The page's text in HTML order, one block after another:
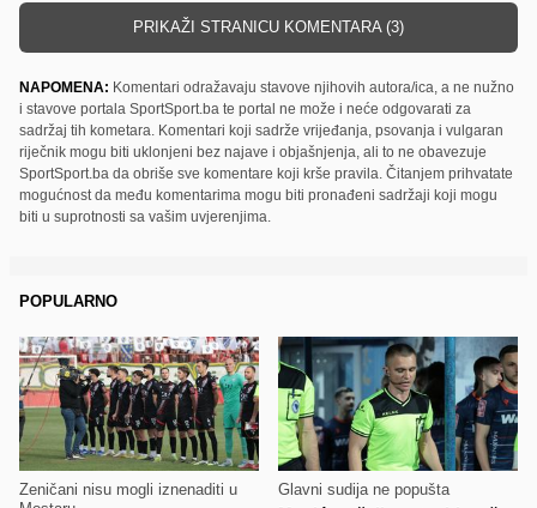
PRIKAŽI STRANICU KOMENTARA (3)
NAPOMENA: Komentari odražavaju stavove njihovih autora/ica, a ne nužno
i stavove portala SportSport.ba te portal ne može i neće odgovarati za
sadržaj tih kometara. Komentari koji sadrže vrijeđanja, psovanja i vulgaran
riječnik mogu biti uklonjeni bez najave i objašnjenja, ali to ne obavezuje
SportSport.ba da obriše sve komentare koji krše pravila. Čitanjem prihvatate
mogućnost da među komentarima mogu biti pronađeni sadržaji koji mogu
biti u suprotnosti sa vašim uvjerenjima.
POPULARNO
Zeničani nisu mogli iznenaditi u
Glavni sudija ne popušta